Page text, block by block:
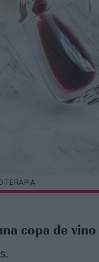
copa de vino